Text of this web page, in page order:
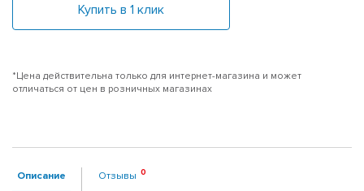
Купить в 1 клик
*Цена действительна только для интернет-магазина и может
отличаться от цен в розничных магазинах
Описание Отзывы